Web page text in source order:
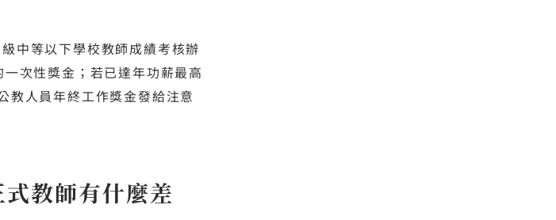
中等以下學校教師成績考核辦
一次性獎金；若已達年功薪最高
教人員年終工作獎金發給注意
教師有什麼差